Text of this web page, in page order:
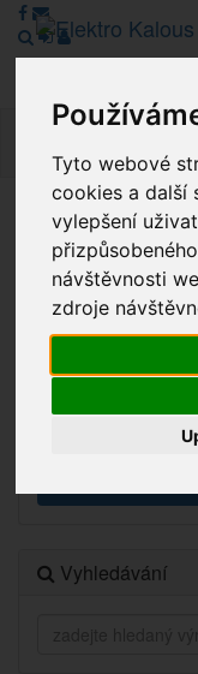
Tyto webové
cookies a další
vylepšení
návštěvnosti
zdroje
Vážení zákazníci, v
režimu Katalogu.
Děkujeme za
Výprodej
Vyhledávání